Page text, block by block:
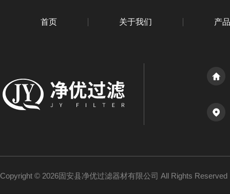
首页 关于我们 产
Copyright © 2026固安县净优过滤器材有限公司 All Rights